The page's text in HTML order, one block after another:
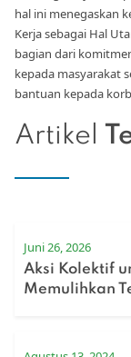
Artikel
Juni 26, 2026
Aksi Kolektif
Memulihkan
hal ini menegaskan
Kerja sebagai Hal
bagian dari
kepada masyarakat
bantuan kepada